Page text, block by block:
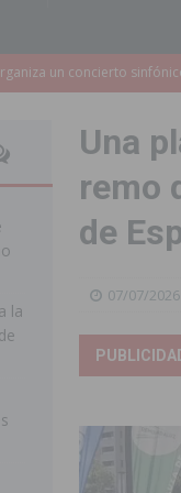
de Almoradí mejora
destina 1,2 millones
desarticula un
ORIHUELA
el empleo con la
Bonanza alerta del
prepara para dar
viste de gala para la
Una
remo
de
07/07/2026
la